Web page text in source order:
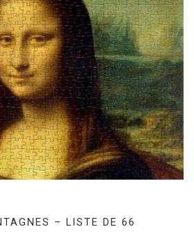
– LISTE DE 66